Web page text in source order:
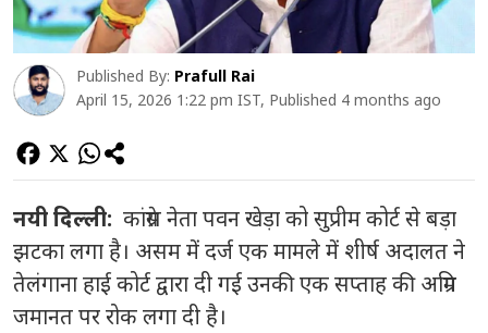
Published By: Prafull Rai
April 15, 2026 1:22 pm IST, Published 4 months ago
नयी दिल्ली: कांग्रेस नेता पवन खेड़ा को सुप्रीम कोर्ट से बड़ा
झटका लगा है। असम में दर्ज एक मामले में शीर्ष अदालत ने
तेलंगाना हाई कोर्ट द्वारा दी गई उनकी एक सप्ताह की अग्रिम
जमानत पर रोक लगा दी है।